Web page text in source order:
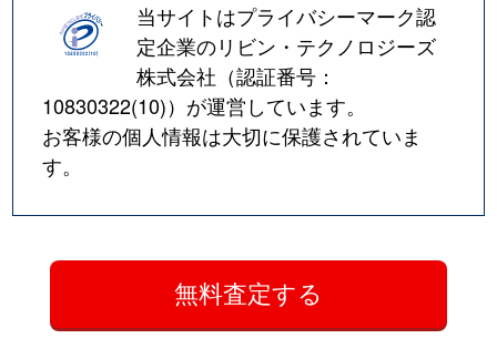
当サイトはプライバシーマーク認
定企業のリビン・テクノロジーズ
株式会社（認証番号：
10830322(10)）が運営しています。
お客様の個人情報は大切に保護されていま
す。